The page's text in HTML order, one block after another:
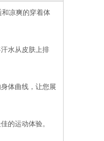
凉爽的穿着体
水从皮肤上排
体曲线，让您展
的运动体验。